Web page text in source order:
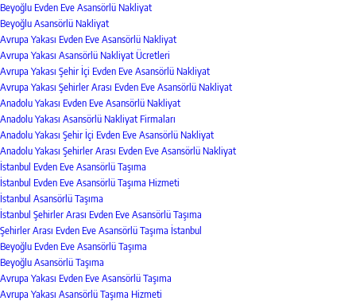
Beyoğlu Evden Eve Asansörlü Nakliyat
Beyoğlu Asansörlü Nakliyat
Avrupa Yakası Evden Eve Asansörlü Nakliyat
Avrupa Yakası Asansörlü Nakliyat Ücretleri
Avrupa Yakası Şehir İçi Evden Eve Asansörlü Nakliyat
Avrupa Yakası Şehirler Arası Evden Eve Asansörlü Nakliyat
Anadolu Yakası Evden Eve Asansörlü Nakliyat
Anadolu Yakası Asansörlü Nakliyat Firmaları
Anadolu Yakası Şehir İçi Evden Eve Asansörlü Nakliyat
Anadolu Yakası Şehirler Arası Evden Eve Asansörlü Nakliyat
İstanbul Evden Eve Asansörlü Taşıma
İstanbul Evden Eve Asansörlü Taşıma Hizmeti
İstanbul Asansörlü Taşıma
İstanbul Şehirler Arası Evden Eve Asansörlü Taşıma
Şehirler Arası Evden Eve Asansörlü Taşıma İstanbul
Beyoğlu Evden Eve Asansörlü Taşıma
Beyoğlu Asansörlü Taşıma
Avrupa Yakası Evden Eve Asansörlü Taşıma
Avrupa Yakası Asansörlü Taşıma Hizmeti